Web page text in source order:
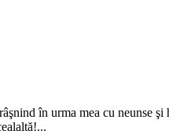
în urma mea cu neunse